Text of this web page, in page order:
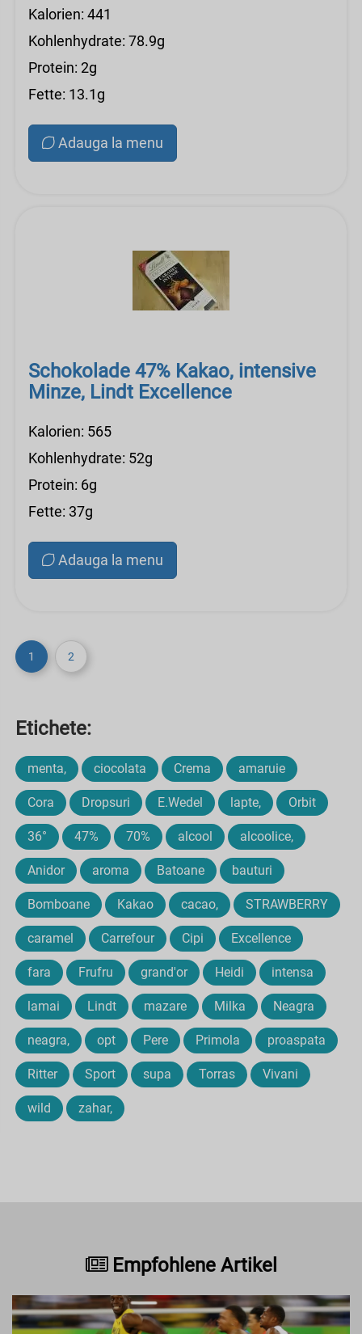
Kalorien: 441
Kohlenhydrate: 78.9g
Protein: 2g
Fette: 13.1g
Adauga la menu
Schokolade 47% Kakao, intensive
Minze, Lindt Excellence
Kalorien: 565
Kohlenhydrate: 52g
Protein: 6g
Fette: 37g
Adauga la menu
1 2
Etichete:
menta, ciocolata Crema amaruie
Cora Dropsuri E.Wedel lapte, Orbit
36° 47% 70% alcool alcoolice,
Anidor aroma Batoane bauturi
Bomboane Kakao cacao, STRAWBERRY
caramel Carrefour Cipi Excellence
fara Frufru grand'or Heidi intensa
lamai Lindt mazare Milka Neagra
neagra, opt Pere Primola proaspata
Ritter Sport supa Torras Vivani
wild zahar,
Empfohlene Artikel